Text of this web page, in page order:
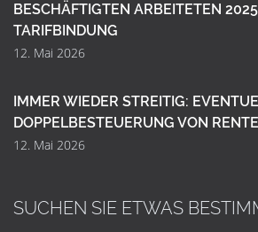
BESCHÄFTIGTEN ARBEITETEN
TARIFBINDUNG
12. Mai 2026
IMMER WIEDER STREITIG:
DOPPELBESTEUERUNG VON
12. Mai 2026
SUCHEN SIE ETWAS